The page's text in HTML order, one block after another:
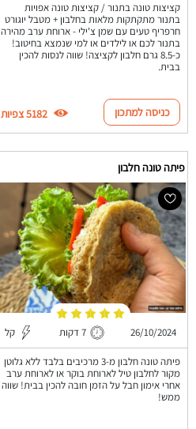
קציצות טונה בתנור / קציצות טונה אפויות
בתנור מתקתקות מלאות בחלבון + מטבל יוגורט
חרפריף טעים עם שמן צ'ילי - ארוחת ערב מהירה
בתנור לכם או לילדים או למי שנמצא בחיטוב!
כ-8.5 גרם חלבון לקציצה! שווה לנסות להכין
בבית.
כניסה למתכון 5182 צפיות
פיתה טונה חלבון
26/10/2024 7 דקות קל
פיתה טונה חלבון מ-3 מרכיבים בלבד ללא גלוטן
מקור לחלבון טיל לארוחת בוקר או לארוחת ערב
אחרי אימון חבל על הזמן חובה להכין בבית! שווה
ממש!